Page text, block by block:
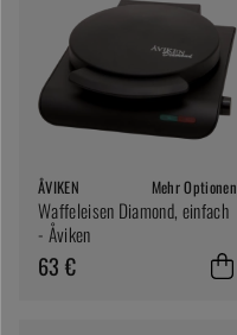
ÅVIKEN Mehr Optionen
Waffeleisen Diamond, einfach
- Åviken
63 €